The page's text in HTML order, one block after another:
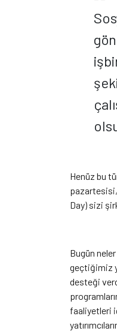
Henüz bu
pazartesisi,
Day) sizi
Bugün
geçtiğimiz
desteği
faaliyetleri